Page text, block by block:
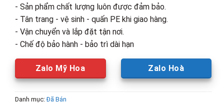
- Sản phẩm chất lượng luôn được đảm bảo.
- Tân trang - vệ sinh - quấn PE khi giao hàng.
- Vận chuyển và lắp đặt tận nơi.
- Chế độ bảo hành - bảo trì dài hạn
Zalo Mỹ Hoa Zalo Hoà
Danh mục:Đã Bán